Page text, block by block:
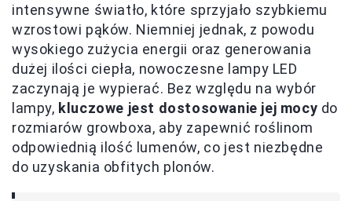
intensywne światło, które sprzyjało szybkiemu
wzrostowi pąków. Niemniej jednak, z powodu
wysokiego zużycia energii oraz generowania
dużej ilości ciepła, nowoczesne lampy LED
zaczynają je wypierać. Bez względu na wybór
lampy, kluczowe jest dostosowanie jej mocy do
rozmiarów growboxa, aby zapewnić roślinom
odpowiednią ilość lumenów, co jest niezbędne
do uzyskania obfitych plonów.